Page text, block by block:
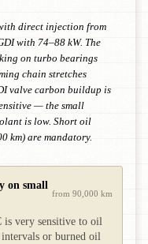
direct injection from
with 74–88 kW. The
on turbo bearings
chain stretches
valve carbon buildup is
— the small
is low. Short oil
km) are mandatory.
on small
from 90,000 km
is very sensitive to oil
or burned oil